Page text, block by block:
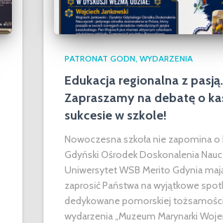
PATRONAT GODN WYDARZENIA
Edukacja regionalna z pasją.
Zapraszamy na debatę o
sukcesie w szkole!
Nowoczesna szkoła nie zapomina o
Gdyński Ośrodek Doskonalenia
Uniwersytet WSB Merito Gdynia
zaprosić Państwa na wyjątkowe
dedykowane pomorskiej
wydarzenia „Muzeum Marynarki